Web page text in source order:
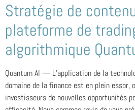
Stratégie de
plateforme de
algorithmique
Quantum AI — L’application de la
domaine de la finance est en plein
investisseurs de nouvelles opportunités